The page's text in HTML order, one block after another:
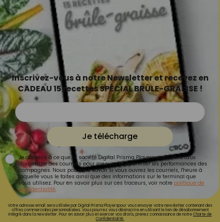
Inscrivez-vous à notre Newsletter et recevez en
CADEAU 15 recettes SPÉCIAL BRÛLE-GRAISSE !
Je télécharge
Je consens à ce que la société Digital Prisma Players analyse le taux
d'ouverture des courriels pour mesurer et optimiser les performances des
campagnes. Nous pourrons savoir si vous ouvrez les courriels, l'heure à
laquelle vous le faites ainsi que des informations sur le terminal que
vous utilisez. Pour en savoir plus sur ces traceurs, voir notre politique de
confidentialité.
Votre adresse email sera utilisée par Digital Prisma Playerspour vous envoyer votre newsletter contenant des
offres commerciales personnalisées. Vous pourrez vous désinscrire en utilisant le lien de désabonnement
intégré dans la newsletter. Pour en savoir plus et exercer vos droits, prenez connaissance de notreCharte de
Confidentialité.